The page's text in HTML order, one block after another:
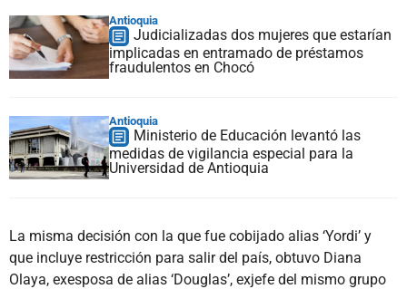
Antioquia
Judicializadas dos mujeres que estarían
implicadas en entramado de préstamos
fraudulentos en Chocó
Antioquia
Ministerio de Educación levantó las
medidas de vigilancia especial para la
Universidad de Antioquia
La misma decisión con la que fue cobijado alias ‘Yordi’ y
que incluye restricción para salir del país, obtuvo Diana
Olaya, exesposa de alias ‘Douglas’, exjefe del mismo grupo